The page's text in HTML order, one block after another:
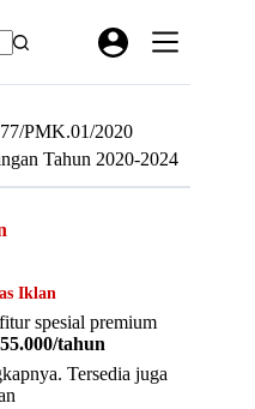
PMK.01/2020
Tahun 2020-2024
Iklan
spesial premium
tahun
Tersedia juga